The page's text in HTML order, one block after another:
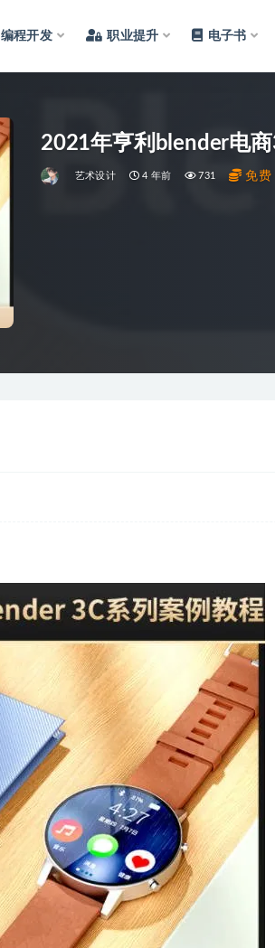
编程开发 职业提升 电子书
2021年亨利blender电
艺术设计 4 年前 731 免费